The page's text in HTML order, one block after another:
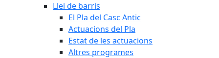
Llei de barris
El Pla del Casc Antic
Actuacions del Pla
Estat de les actuacions
Altres programes